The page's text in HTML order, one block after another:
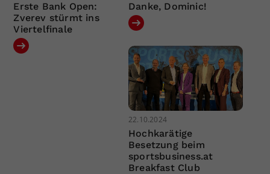
Erste Bank Open:
Zverev stürmt ins
Viertelfinale
Danke, Dominic!
22.10.2024
Hochkarätige
Besetzung beim
sportsbusiness.at
Breakfast Club